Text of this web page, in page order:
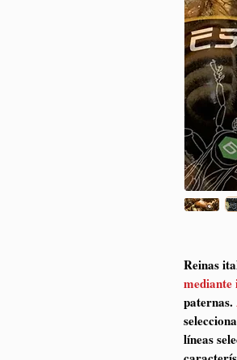
Reinas
paternas.
líneas